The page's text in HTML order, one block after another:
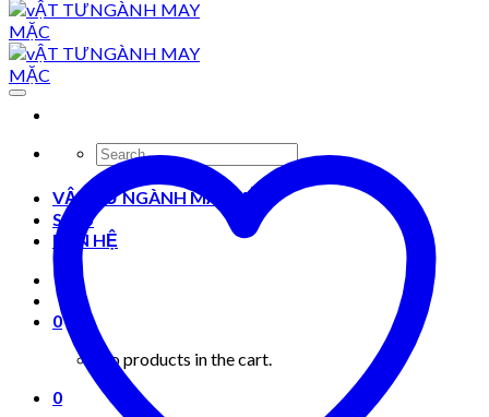
Search
for:
VẬT TƯ NGÀNH MAY MẶC
Shop
LIÊN HỆ
0
No products in the cart.
0